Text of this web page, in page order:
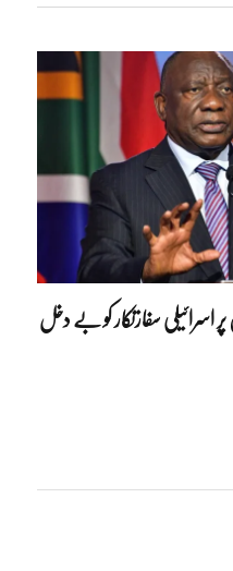
اسرائیلی سفارتکار کو بے دخل